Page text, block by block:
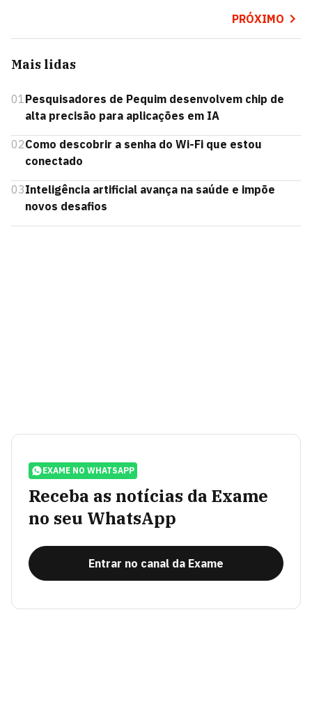
PRÓXIMO
Mais lidas
01Pesquisadores de Pequim desenvolvem chip de
alta precisão para aplicações em IA
02Como descobrir a senha do Wi-Fi que estou
conectado
03Inteligência artificial avança na saúde e impõe
novos desafios
EXAME NO WHATSAPP
Receba as notícias da Exame
no seu WhatsApp
Entrar no canal da Exame